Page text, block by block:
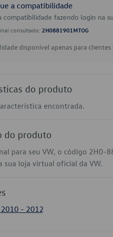
a compatibilidade
compatibilidade fazendo login na
consultado: 2H0881901MTOG
disponível apenas para
do produto
encontrada.
do produto
para seu VW, o código 2H0-
sua loja virtual oficial da VW.
- 2012